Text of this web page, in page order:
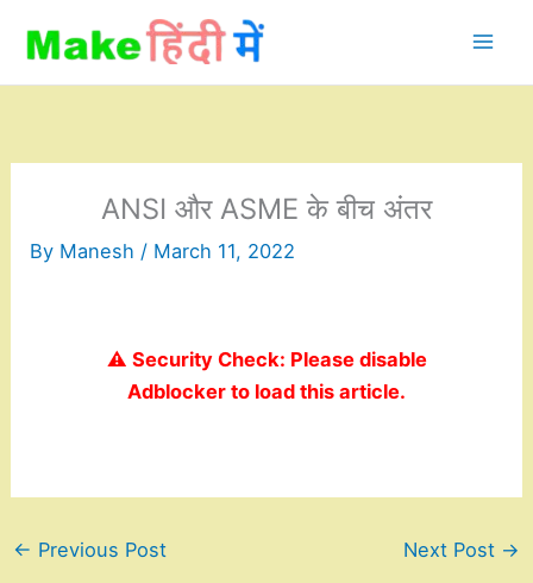
content
ANSI और ASME के बीच अंतर
By Manesh / March 11, 2022
⚠️ Security Check: Please disable
Adblocker to load this article.
← Previous Post Next Post →